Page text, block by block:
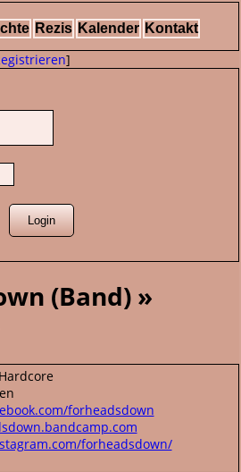
Rezis Kalender Kontakt
]
(Band) »
forheadsdown
forheadsdown/